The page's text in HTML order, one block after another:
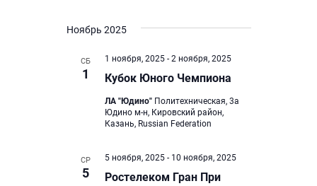
а
Ноябрь 2025
СБ
1 Кубок Юного Чемпиона
1 ноября, 2025- 2 ноября, 2025
ЛА "Юдино" Политехническая, 3а
Юдино м-н, Кировский район,
Казань, Russian Federation
СР
5
Ростелеком Гран При
5 ноября, 2025- 10 ноября, 2025